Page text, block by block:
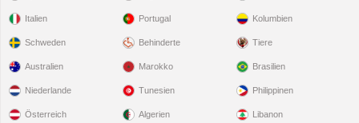
Italien
Schweden
Portugal
Behinderte
Kolumbien
Tiere
Australien
Niederlande
Österreich
Marokko
Tunesien
Algerien
Brasilien
Philippinen
Libanon